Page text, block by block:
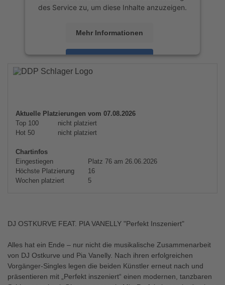
des Service zu, um diese Inhalte anzuzeigen.
Mehr Informationen
Akzeptieren
powered by
Aktuelle Platzierungen vom 07.08.2026
Top 100
nicht platziert
Hot 50
nicht platziert
Chartinfos
Eingestiegen
Platz 76 am 26.06.2026
Höchste Platzierung
16
Wochen platziert
5
DJ OSTKURVE FEAT. PIA VANELLY "Perfekt Inszeniert"
Alles hat ein Ende – nur nicht die musikalische Zusammenarbeit
von DJ Ostkurve und Pia Vanelly. Nach ihren erfolgreichen
Vorgänger-Singles legen die beiden Künstler erneut nach und
präsentieren mit „Perfekt inszeniert“ einen modernen, tanzbaren